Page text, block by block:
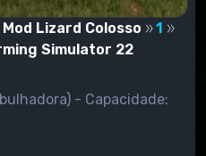
Lizard Colosso
1
Simulator 22
Capacidade: